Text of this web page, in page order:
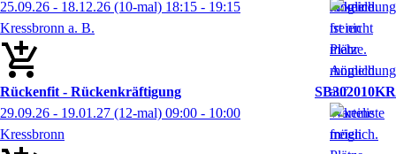
25.09.26 - 18.12.26 (10-mal) 18:15 - 19:15
Kressbronn a. B.
Rückenfit - Rückenkräftigung
SB302010KR
29.09.26 - 19.01.27 (12-mal) 09:00 - 10:00
Kressbronn